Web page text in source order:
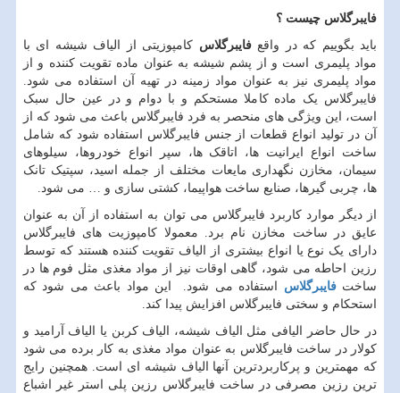
فایبرگلاس چیست ؟
باید بگوییم که در واقعفایبرگلاس کامپوزیتی از الیاف شیشه ای با
مواد پلیمری است و از پشم شیشه به عنوان ماده تقویت کننده و از
مواد پلیمری نیز به عنوان مواد زمینه در تهیه آن استفاده می شود.
فایبرگلاس یک ماده کاملا مستحکم و با دوام و در عین حال سبک
است، این ویژگی های منحصر به فرد فایبرگلاس باعث می شود که از
آن در تولید انواع قطعات از جنس فایبرگلاس استفاده شود که شامل
ساخت انواع ایرانیت ها، اتاقک ها، سپر انواع خودروها، سیلوهای
سیمان، مخازن نگهداری مایعات مختلف از جمله اسید، سپتیک تانک
ها، چربی گیرها، صنایع ساخت هواپیما، کشتی سازی و … می شود.
از دیگر موارد کاربرد فایبرگلاس می توان به استفاده از آن به عنوان
عایق در ساخت مخازن نام برد. معمولا کامپوزیت های فایبرگلاس
دارای یک نوع یا انواع بیشتری از الیاف تقویت کننده هستند که توسط
رزین احاطه می شود، گاهی اوقات نیز از مواد مغذی مثل فوم ها در
ساختفایبرگلاس استفاده می شود. این مواد باعث می شود که
استحکام و سختی فایبرگلاس افزایش پیدا کند.
در حال حاضر الیافی مثل الیاف شیشه، الیاف کربن یا الیاف آرامید و
کولار در ساخت فایبرگلاس به عنوان مواد مغذی به کار برده می شود
که مهمترین و پرکاربردترین آنها الیاف شیشه ای است. همچنین رایج
ترین رزین مصرفی در ساخت فایبرگلاس رزین پلی استر غیر اشباع